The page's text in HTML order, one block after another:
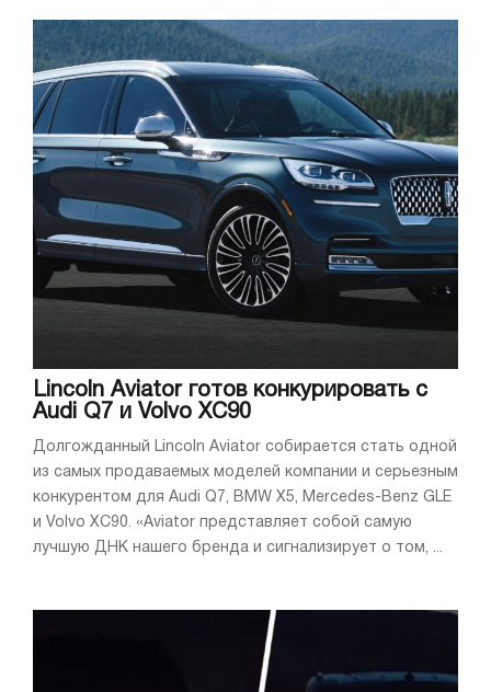
Lincoln Aviator готов конкурировать с
Audi Q7 и Volvo XC90
Долгожданный Lincoln Aviator собирается стать одной
из самых продаваемых моделей компании и серьезным
конкурентом для Audi Q7, BMW X5, Mercedes-Benz GLE
и Volvo XC90. «Aviator представляет собой самую
лучшую ДНК нашего бренда и сигнализирует о том, ...